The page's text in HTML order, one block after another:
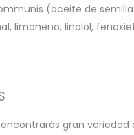
(aceite de
linalol,
gran